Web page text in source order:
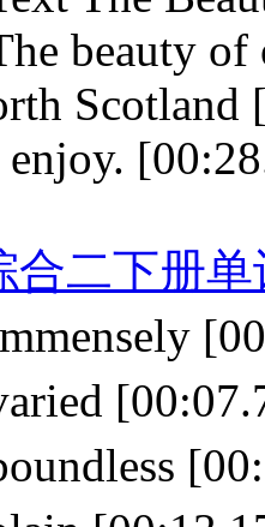
beauty
Scotland
合二下册单